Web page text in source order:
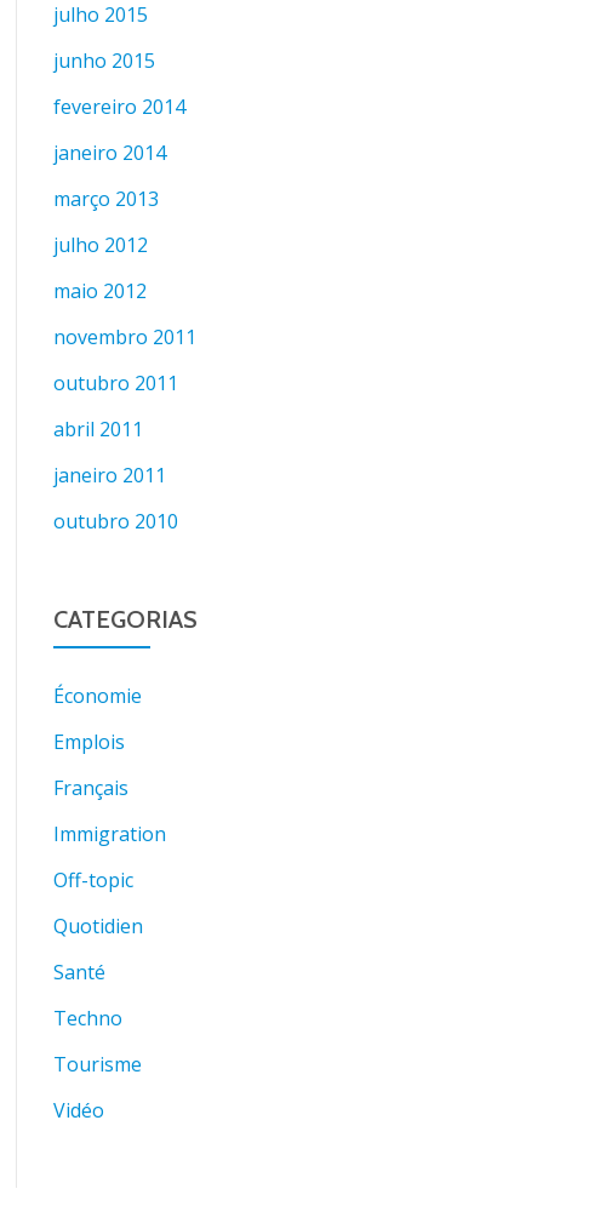
julho 2015
junho 2015
fevereiro 2014
janeiro 2014
março 2013
julho 2012
maio 2012
novembro 2011
outubro 2011
abril 2011
janeiro 2011
outubro 2010
CATEGORIAS
Économie
Emplois
Français
Immigration
Off-topic
Quotidien
Santé
Techno
Tourisme
Vidéo